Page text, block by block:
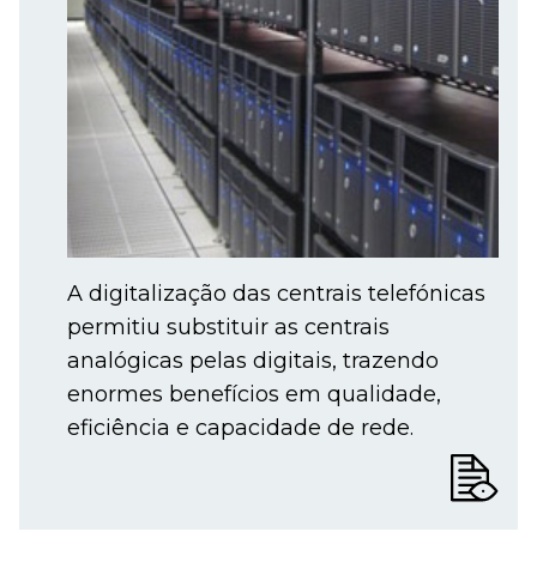
A digitalização das centrais telefónicas
permitiu substituir as centrais
analógicas pelas digitais, trazendo
enormes benefícios em qualidade,
eficiência e capacidade de rede.